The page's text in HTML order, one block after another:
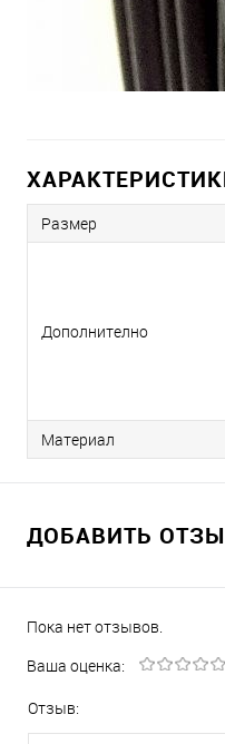
Размер
Дополнително
Материал
ДОБАВИТЬ
Пока нет отзывов.
Ваша оценка:
Отзыв: